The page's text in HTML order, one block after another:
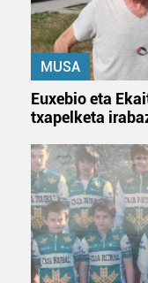
MUSA
Euxebio eta
txapelketa